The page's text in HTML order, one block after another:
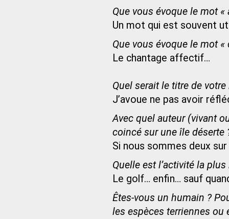
Que vous évoque le mot «
Un mot qui est souvent
Que vous évoque le mot «
Le chantage affectif…
Quel serait le titre de
J’avoue ne pas avoir
Avec quel auteur (vivant
coincé sur une île déserte
Si nous sommes deux
Quelle est l’activité la
Le golf… enfin… sauf
Êtes-vous un humain ?
les espèces terriennes ou